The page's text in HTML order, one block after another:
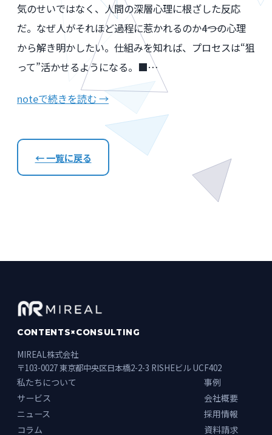
気のせいではなく、人間の深層心理に根ざした反応
だ。なぜ人がそれほど過程に惹かれるのか――4つの心理
から解き明かしたい。仕組みを知れば、プロセスは“狙
って”活かせるようになる。■…
noteで続きを読む →
← 一覧に戻る
CONTENTS×CONSULTING
MIREAL株式会社
〒103-0027 東京都中央区日本橋2-2-3 RISHEビル UCF402
私たちについて
サービス
ニュース
コラム
事例
会社概要
採用情報
資料請求